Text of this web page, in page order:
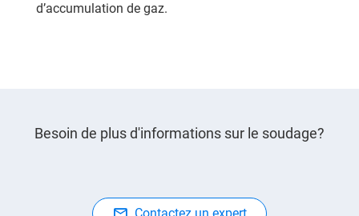
d’accumulation de gaz.
Besoin de plus d'informations sur le soudage?